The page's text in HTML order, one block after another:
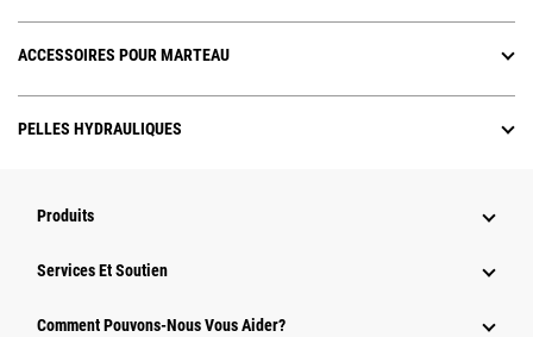
ACCESSOIRES POUR MARTEAU
PELLES HYDRAULIQUES
Produits
Services Et Soutien
Comment Pouvons-Nous Vous Aider?